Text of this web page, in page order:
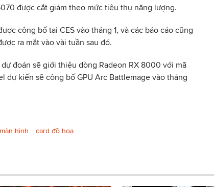
được cắt giảm theo mức tiêu thụ năng lượng.
công bố tại CES vào tháng 1, và các báo cáo cũng
ra mắt vào vài tuần sau đó.
đoán sẽ giới thiệu dòng Radeon RX 8000 với mã
dự kiến sẽ công bố GPU Arc Battlemage vào tháng
hình card đồ hoạ